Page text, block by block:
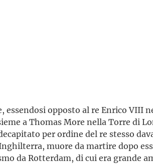
essendosi opposto al re Enrico VIII
a Thomas More nella Torre di
per ordine del re stesso
muore da martire dopo
da Rotterdam, di cui era grande